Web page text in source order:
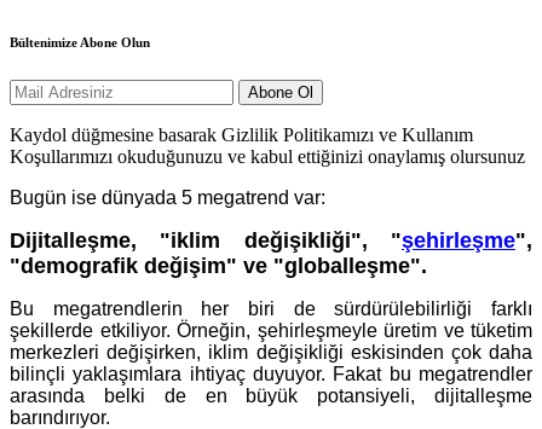
Bültenimize Abone Olun
Kaydol düğmesine basarak Gizlilik Politikamızı ve Kullanım
Koşullarımızı okuduğunuzu ve kabul ettiğinizi onaylamış olursunuz
Bugün ise dünyada 5 megatrend var:
Dijitalleşme, "iklim değişikliği", "şehirleşme",
"demografik değişim" ve "globalleşme".
Bu megatrendlerin her biri de sürdürülebilirliği farklı
şekillerde etkiliyor. Örneğin, şehirleşmeyle üretim ve tüketim
merkezleri değişirken, iklim değişikliği eskisinden çok daha
bilinçli yaklaşımlara ihtiyaç duyuyor. Fakat bu megatrendler
arasında belki de en büyük potansiyeli, dijitalleşme
barındırıyor.